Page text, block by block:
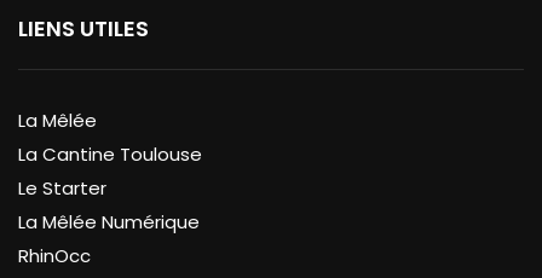
LIENS UTILES
La Mêlée
La Cantine Toulouse
Le Starter
La Mêlée Numérique
RhinOcc